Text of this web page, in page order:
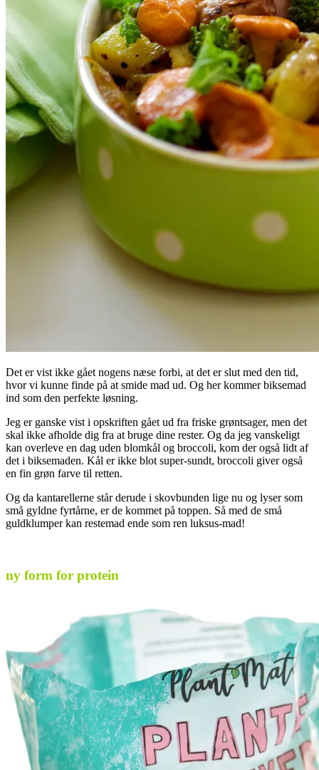
Det er vist ikke gået nogens næse forbi, at det er slut med den tid,
hvor vi kunne finde på at smide mad ud. Og her kommer biksemad
ind som den perfekte løsning.
Jeg er ganske vist i opskriften gået ud fra friske grøntsager, men det
skal ikke afholde dig fra at bruge dine rester. Og da jeg vanskeligt
kan overleve en dag uden blomkål og broccoli, kom der også lidt af
det i biksemaden. Kål er ikke blot super-sundt, broccoli giver også
en fin grøn farve til retten.
Og da kantarellerne står derude i skovbunden lige nu og lyser som
små gyldne fyrtårne, er de kommet på toppen. Så med de små
guldklumper kan restemad ende som ren luksus-mad!
ny form for protein